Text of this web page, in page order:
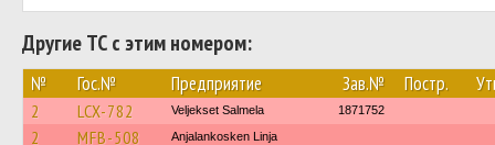
Другие ТС с этим номером:
№ Гос.№ Предприятие Зав.№ Постр.
2 LCX-782 Veljekset Salmela 1871752
2 MFB-508 Anjalankosken Linja